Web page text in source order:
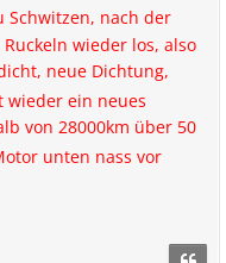
Schwitzen, nach der
wieder los, also
neue Dichtung,
wieder ein neues
von 28000km über 50
unten nass vor